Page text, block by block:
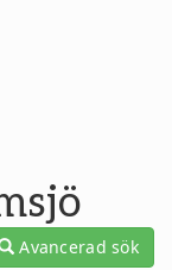
Avancerad sök